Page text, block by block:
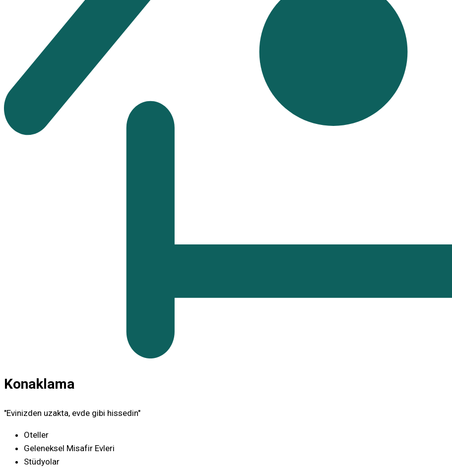
Konaklama
"Evinizden uzakta, evde gibi hissedin"
Oteller
Geleneksel Misafir Evleri
Stüdyolar